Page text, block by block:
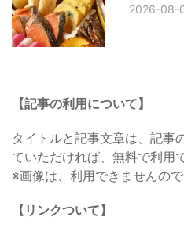
2026-08-
【記事の利用について】
タイトルと記事文章は、記事
ていただければ、無料で利用
※画像は、利用できませんので
【リンクついて】